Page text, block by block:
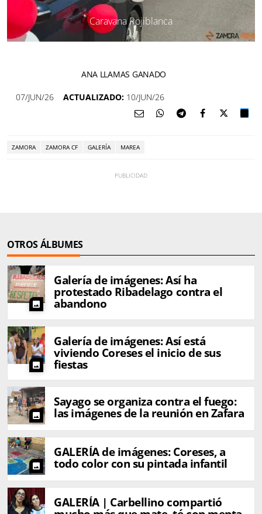
Caravana Rojiblanca
ANA LLAMAS GANADO
07/JUN/26 ACTUALIZADO: 10/JUN/26
ZAMORA ZAMORA CF GALERÍA MAREA
OTROS ÁLBUMES
photo
Galería de imágenes: Así ha
protestado Ribadelago contra el
abandono
photo
Galería de imágenes: Así está
viviendo Coreses el inicio de sus
fiestas
photo
Sayago se organiza contra el fuego:
las imágenes de la reunión en Zafara
photo
GALERÍA de imágenes: Coreses, a
todo color con su pintada infantil
GALERÍA | Carbellino compartió